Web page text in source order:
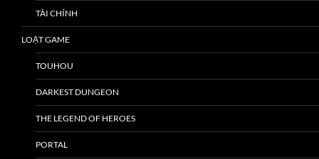
TÀI CHÍNH
LOẠT GAME
TOUHOU
DARKEST DUNGEON
THE LEGEND OF HEROES
PORTAL